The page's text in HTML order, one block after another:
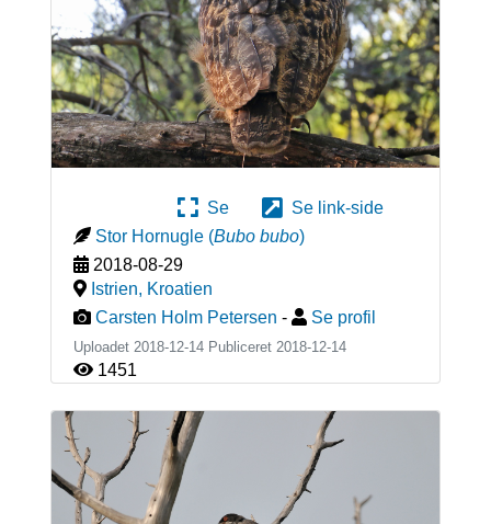
Se
Se link-side
Stor Hornugle (Bubo bubo)
2018-08-29
Istrien, Kroatien
Carsten Holm Petersen - Se profil
Uploadet 2018-12-14 Publiceret 2018-12-14
1451